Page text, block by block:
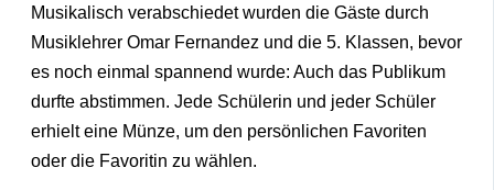
Musikalisch verabschiedet wurden die Gäste durch
Musiklehrer Omar Fernandez und die 5. Klassen, bevor
es noch einmal spannend wurde: Auch das Publikum
durfte abstimmen. Jede Schülerin und jeder Schüler
erhielt eine Münze, um den persönlichen Favoriten
oder die Favoritin zu wählen.